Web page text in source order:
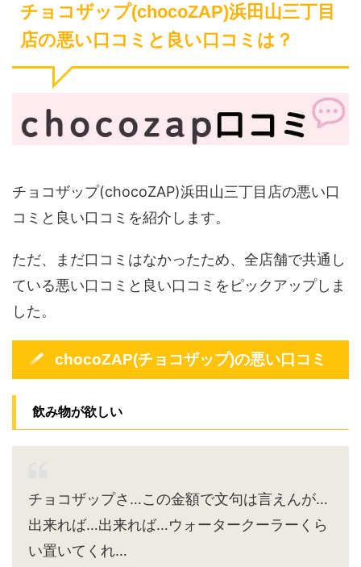
チョコザップ(chocoZAP)浜田山三丁目
店の悪い口コミと良い口コミは？
チョコザップ(chocoZAP)浜田山三丁目店の悪い口
コミと良い口コミを紹介します。
ただ、まだ口コミはなかったため、全店舗で共通し
ている悪い口コミと良い口コミをピックアップしま
した。
chocoZAP(チョコザップ)の悪い口コミ
飲み物が欲しい
チョコザップさ…この金額で文句は言えんが…
出来れば…出来れば…ウォータークーラーくら
い置いてくれ…